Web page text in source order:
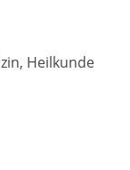
Heilkunde